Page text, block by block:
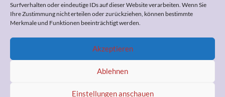
Surfverhalten oder eindeutige IDs auf dieser Website verarbeiten. Wenn Sie
Ihre Zustimmung nicht erteilen oder zurückziehen, können bestimmte
Merkmale und Funktionen beeinträchtigt werden.
Akzeptieren
Ablehnen
Einstellungen anschauen
Aus meiner Sicht müsste das Landgericht Düsseldorf ein
Exempel statuieren, damit solche Betrügereien auf
Kosten der Ärmeren dieser Gesellschaft nicht mehr
Das jedoch hätte m. E. auch geheißen, keinen Deal
anzubieten, sondern ohne Umschweife mit